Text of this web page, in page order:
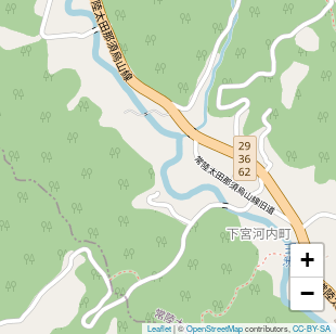
+
−
Leaflet|©OpenStreetMapcontributors, CC-BY-SA